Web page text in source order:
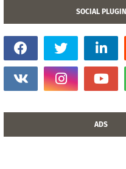
SOCIAL PLUGIN
ADS